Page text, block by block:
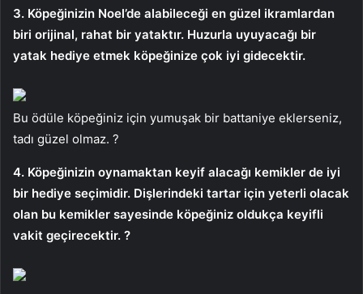
3. Köpeğinizin Noel’de alabileceği en güzel ikramlardan
biri orijinal, rahat bir yataktır. Huzurla uyuyacağı bir
yatak hediye etmek köpeğinize çok iyi gidecektir.
Bu ödüle köpeğiniz için yumuşak bir battaniye eklerseniz,
tadı güzel olmaz. ?
4. Köpeğinizin oynamaktan keyif alacağı kemikler de iyi
bir hediye seçimidir. Dişlerindeki tartar için yeterli olacak
olan bu kemikler sayesinde köpeğiniz oldukça keyifli
vakit geçirecektir. ?